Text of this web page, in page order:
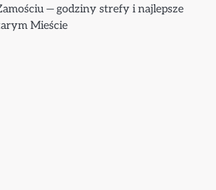
— godziny strefy i najlepsze
Mieście